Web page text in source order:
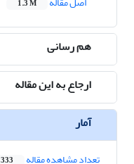
1.3 M
هم رسانی
ارجاع به این مقاله
آمار
تعداد مشاهده مقاله 333